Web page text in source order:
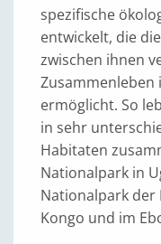
spezifische
entwickelt, die
zwischen ihnen
Zusammenleben
ermöglicht. So
in sehr
Habitaten
Nationalpark in
Nationalpark der
Kongo und im